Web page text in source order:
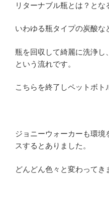
リターナブル瓶とは？とな
いわゆる瓶タイプの炭酸な
瓶を回収して綺麗に洗浄し
という流れです。
こちらを終了しペットボト
ジョニーウォーカーも環境
スするとありました。
どんどん色々と変わってき